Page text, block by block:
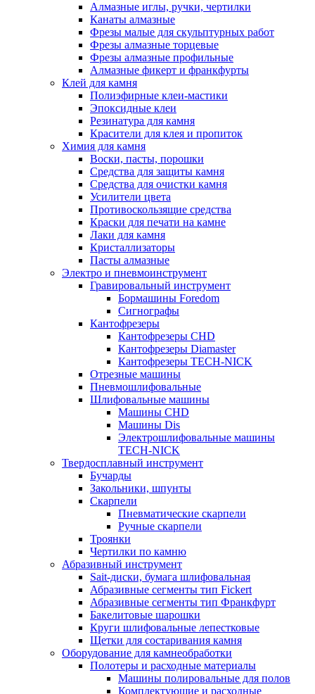
Алмазные иглы, ручки, чертилки
Канаты алмазные
Фрезы малые для скульптурных работ
Фрезы алмазные торцевые
Фрезы алмазные профильные
Алмазные фикерт и франкфурты
Клей для камня
Полиэфирные клеи-мастики
Эпоксидные клеи
Резинатура для камня
Красители для клея и пропиток
Химия для камня
Воски, пасты, порошки
Средства для защиты камня
Средства для очистки камня
Усилители цвета
Противоскользящие средства
Краски для печати на камне
Лаки для камня
Кристаллизаторы
Пасты алмазные
Электро и пневмоинструмент
Гравировальный инструмент
Бормашины Foredom
Сигнографы
Кантофрезеры
Кантофрезеры CHD
Кантофрезеры Diamaster
Кантофрезеры TECH-NICK
Отрезные машины
Пневмошлифовальные
Шлифовальные машины
Машины CHD
Машины Dis
Электрошлифовальные машины
TECH-NICK
Твердосплавный инструмент
Бучарды
Закольники, шпунты
Скарпели
Пневматические скарпели
Ручные скарпели
Троянки
Чертилки по камню
Абразивный инструмент
Sait-диски, бумага шлифовальная
Абразивные сегменты тип Fickert
Абразивные сегменты тип Франкфурт
Бакелитовые шарошки
Круги шлифовальные лепестковые
Щетки для состаривания камня
Оборудование для камнеобработки
Полотеры и расходные материалы
Машины полировальные для полов
Комплектующие и расходные